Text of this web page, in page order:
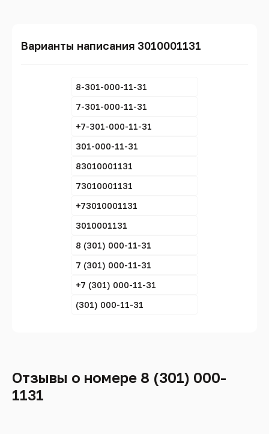
Варианты написания 3010001131
8-301-000-11-31
7-301-000-11-31
+7-301-000-11-31
301-000-11-31
83010001131
73010001131
+73010001131
3010001131
8 (301) 000-11-31
7 (301) 000-11-31
+7 (301) 000-11-31
(301) 000-11-31
Отзывы о номере 8 (301) 000-
1131